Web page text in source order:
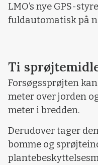
LMO’s nye GPS-
fuldautomatisk på
Ti
Forsøgssprøjten
meter over jorden
meter i bredden.
Derudover tager
bomme og